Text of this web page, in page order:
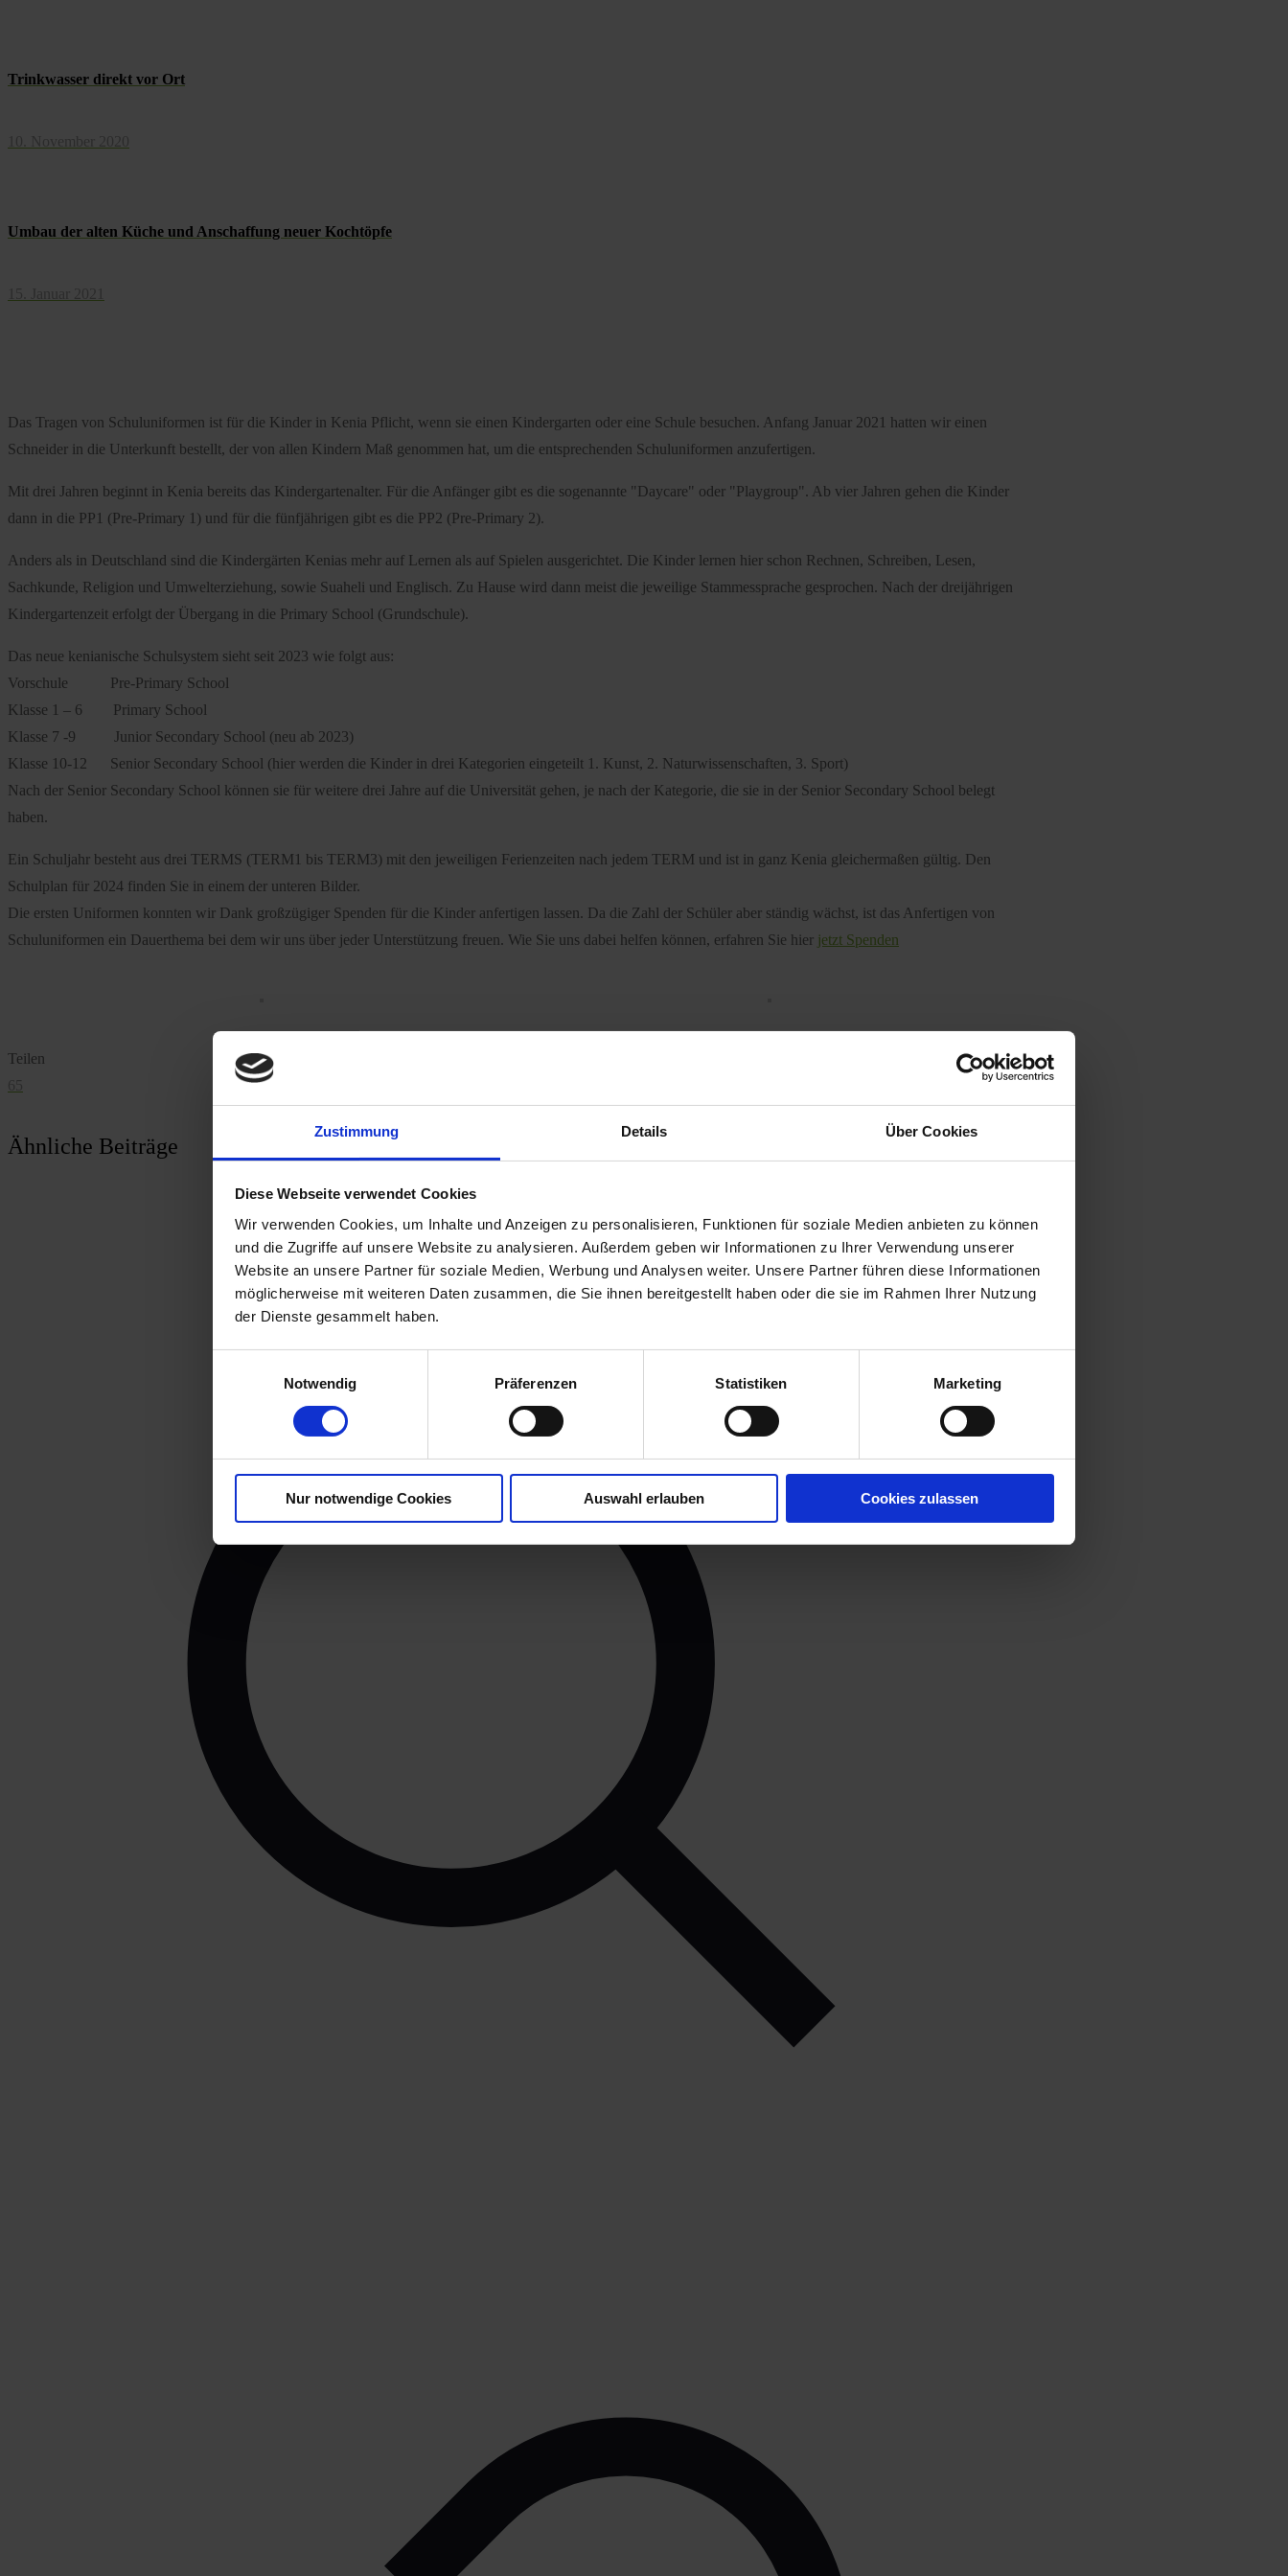
Zustimmung Details Über Cookies
Diese Webseite verwendet Cookies
Wir verwenden Cookies, um Inhalte und Anzeigen zu personalisieren, Funktionen für soziale Medien anbieten zu können
und die Zugriffe auf unsere Website zu analysieren. Außerdem geben wir Informationen zu Ihrer Verwendung unserer
Website an unsere Partner für soziale Medien, Werbung und Analysen weiter. Unsere Partner führen diese Informationen
möglicherweise mit weiteren Daten zusammen, die Sie ihnen bereitgestellt haben oder die sie im Rahmen Ihrer Nutzung
der Dienste gesammelt haben.
Notwendig
Präferenzen Statistiken Marketing
Nur notwendige Cookies Auswahl erlauben Cookies zulassen
Trinkwasser direkt vor Ort
Umbau der alten Küche und Anschaffung neuer Kochtöpfe
Das Tragen von Schuluniformen ist für die Kinder in Kenia Pflicht, wenn sie einen Kindergarten oder eine Schule besuchen. Anfang Januar 2021 hatten wir einen
Schneider in die Unterkunft bestellt, der von allen Kindern Maß genommen hat, um die entsprechenden Schuluniformen anzufertigen.
Mit drei Jahren beginnt in Kenia bereits das Kindergartenalter. Für die Anfänger gibt es die sogenannte "Daycare" oder "Playgroup". Ab vier Jahren gehen die Kinder
dann in die PP1 (Pre-Primary 1) und für die fünfjährigen gibt es die PP2 (Pre-Primary 2).
Anders als in Deutschland sind die Kindergärten Kenias mehr auf Lernen als auf Spielen ausgerichtet. Die Kinder lernen hier schon Rechnen, Schreiben, Lesen,
Sachkunde, Religion und Umwelterziehung, sowie Suaheli und Englisch. Zu Hause wird dann meist die jeweilige Stammessprache gesprochen. Nach der dreijährigen
Kindergartenzeit erfolgt der Übergang in die Primary School (Grundschule).
Das neue kenianische Schulsystem sieht seit 2023 wie folgt aus:
Vorschule Pre-Primary School
Klasse 1 – 6 Primary School
Klasse 7 -9 Junior Secondary School (neu ab 2023)
Klasse 10-12 Senior Secondary School (hier werden die Kinder in drei Kategorien eingeteilt 1. Kunst, 2. Naturwissenschaften, 3. Sport)
Nach der Senior Secondary School können sie für weitere drei Jahre auf die Universität gehen, je nach der Kategorie, die sie in der Senior Secondary School belegt
haben.
Ein Schuljahr besteht aus drei TERMS (TERM1 bis TERM3) mit den jeweiligen Ferienzeiten nach jedem TERM und ist in ganz Kenia gleichermaßen gültig. Den
Schulplan für 2024 finden Sie in einem der unteren Bilder.
Die ersten Uniformen konnten wir Dank großzügiger Spenden für die Kinder anfertigen lassen. Da die Zahl der Schüler aber ständig wächst, ist das Anfertigen von
Schuluniformen ein Dauerthema bei dem wir uns über jeder Unterstützung freuen. Wie Sie uns dabei helfen können, erfahren Sie hier jetzt Spenden
Teilen
Ähnliche Beiträge